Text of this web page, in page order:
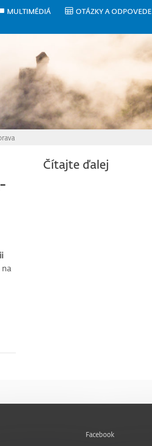
MULTIMÉDIÁ
OTÁZKY A ODPOVEDE
na
Čítajte ďalej
Facebook